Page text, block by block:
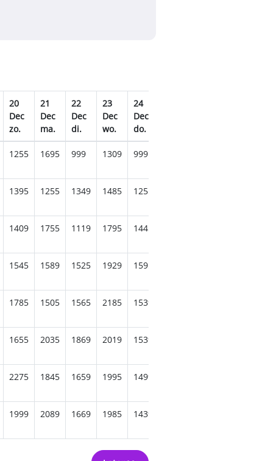
20
Dec
zo.
21
Dec
ma.
22
Dec
di.
23
Dec
wo.
24
Dec
do.
1255 1695 999 1309 999
1395 1255 1349 1485 1255
1409 1755 1119 1795 1445
1545 1589 1525 1929 1595
1785 1505 1565 2185 1539
1655 2035 1869 2019 1539
2275 1845 1659 1995 1499
1999 2089 1669 1985 1439